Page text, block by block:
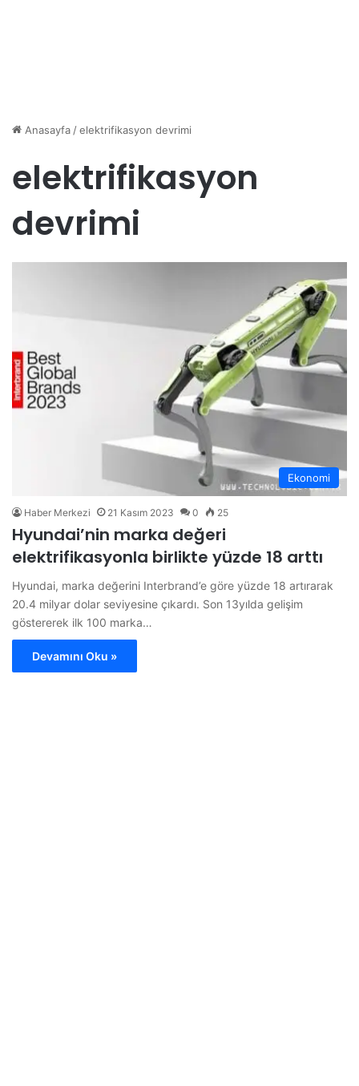
Anasayfa/elektrifikasyon devrimi
elektrifikasyon
devrimi
Ekonomi
Haber Merkezi 21 Kasım 2023 0 25
Hyundai’nin marka değeri
elektrifikasyonla birlikte yüzde 18 arttı
Hyundai, marka değerini Interbrand’e göre yüzde 18 artırarak
20.4 milyar dolar seviyesine çıkardı. Son 13yılda gelişim
göstererek ilk 100 marka…
Devamını Oku »